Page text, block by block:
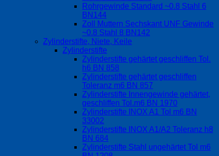
Rohrgewinde Standard ~0.8 Stahl 6
BN144
Zoll Muttern Sechskant UNF Gewinde
~0.8 Stahl 8 BN142
Zylinderstifte, Niete, Keile
Zylinderstifte
Zylinderstifte gehärtet geschliffen Tol.
h6 BN 858
Zylinderstifte gehärtet geschliffen
Toleranz m6 BN 857
Zylinderstifte Innengewinde gehärtet,
geschliffen Tol.m6 BN 1970
Zylinderstifte INOX A1 Tol m6 BN
33002
Zylinderstifte INOX A1/A2 Toleranz h8
BN 684
Zylinderstifte Stahl ungehärtet Tol m6